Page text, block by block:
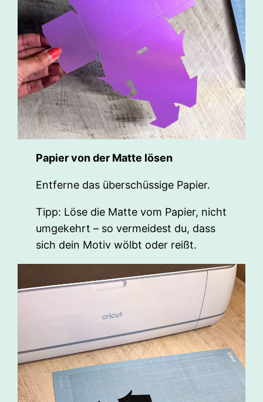
Papier von der Matte lösen
Entferne das überschüssige Papier.
Tipp: Löse die Matte vom Papier, nicht
umgekehrt – so vermeidest du, dass
sich dein Motiv wölbt oder reißt.